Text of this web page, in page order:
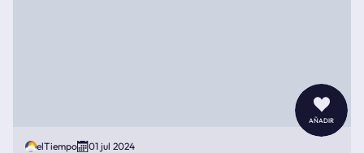
añadir
elTiempo 01 jul 2024